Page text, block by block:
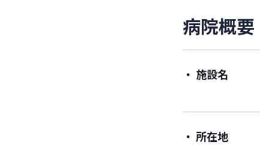
病院概要
・ 施設名
・ 所在地